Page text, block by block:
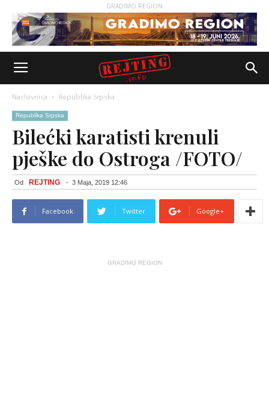
GRADIMO REGION
Naslovnica Republika Srpska
Republika Srpska
Bilećki karatisti krenuli
pješke do Ostroga /FOTO/
Od REJTING - 3 Maja, 2019 12:46
Facebook Twitter Google+
GRADIMO REGION